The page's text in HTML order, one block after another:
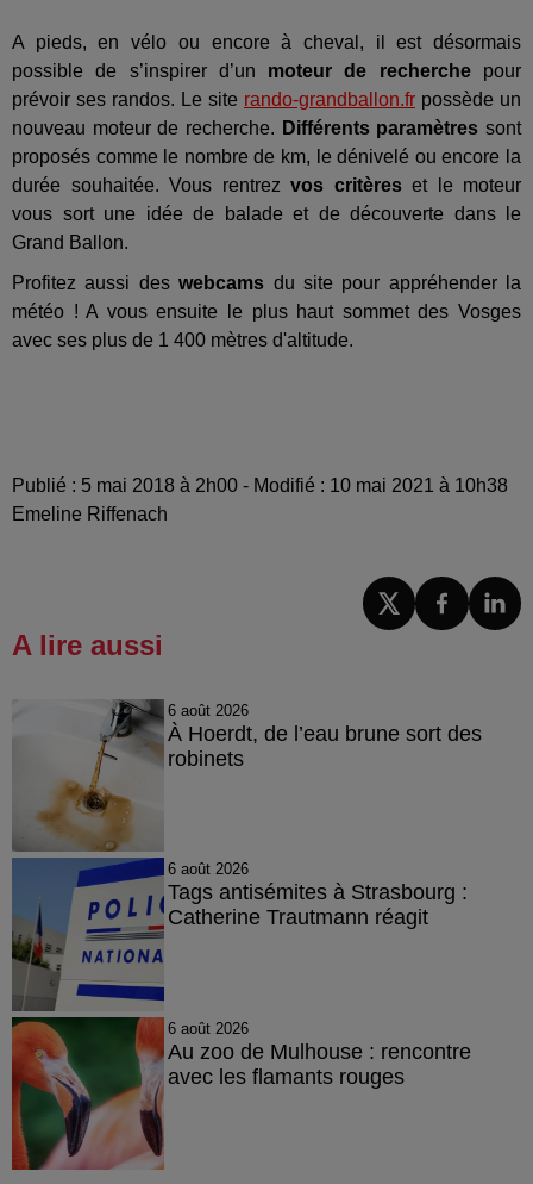
A pieds, en vélo ou encore à cheval, il est désormais
possible de s’inspirer d’un moteur de recherchepour
prévoir ses randos. Le site rando-grandballon.fr possède un
nouveau moteur de recherche. Différents paramètres sont
proposés comme le nombre de km, le dénivelé ou encore la
durée souhaitée. Vous rentrez vos critèreset le moteur
vous sort une idée de balade et de découverte dans le
Grand Ballon.
Profitez aussi deswebcams du site pour appréhender la
météo ! A vous ensuite le plus haut sommet des Vosges
avec ses plus de 1 400 mètres d'altitude.
Publié : 5 mai 2018 à 2h00 - Modifié : 10 mai 2021 à 10h38
Emeline Riffenach
A lire aussi
6 août 2026
À Hoerdt, de l’eau brune sort des
robinets
6 août 2026
Tags antisémites à Strasbourg :
Catherine Trautmann réagit
6 août 2026
Au zoo de Mulhouse : rencontre
avec les flamants rouges